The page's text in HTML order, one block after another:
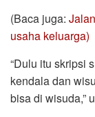
(Baca juga:
usaha keluarga)
“Dulu itu skripsi
kendala dan
bisa di wisuda,”